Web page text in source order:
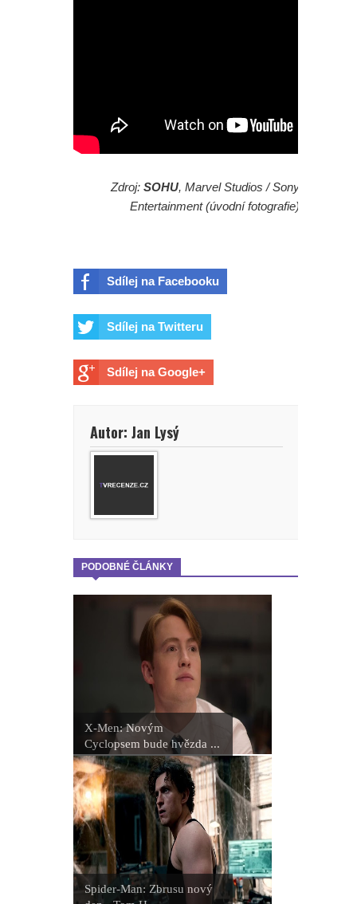
Zdroj: SOHU, Marvel Studios / Sony
Entertainment (úvodní fotografie)
Sdílej na Facebooku
Sdílej na Twitteru
Sdílej na Google+
Autor: Jan Lysý
PODOBNÉ ČLÁNKY
X-Men: Novým
Cyclopsem bude hvězda ...
Spider-Man: Zbrusu nový